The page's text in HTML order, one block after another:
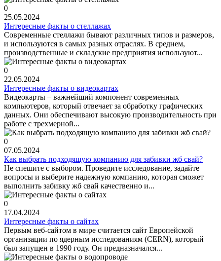
0
25.05.2024
Интересные факты о стеллажах
Современные стеллажи бывают различных типов и размеров,
и используются в самых разных отраслях. В среднем,
производственные и складские предприятия используют...
0
22.05.2024
Интересные факты о видеокартах
Видеокарты – важнейший компонент современных
компьютеров, который отвечает за обработку графических
данных. Они обеспечивают высокую производительность при
работе с трехмерной...
0
07.05.2024
Как выбрать подходящую компанию для забивки жб свай?
Не спешите с выбором. Проведите исследование, задайте
вопросы и выберите надежную компанию, которая сможет
выполнить забивку жб свай качественно и...
0
17.04.2024
Интересные факты о сайтах
Первым веб-сайтом в мире считается сайт Европейской
организации по ядерным исследованиям (CERN), который
был запущен в 1990 году. Он предназначался...